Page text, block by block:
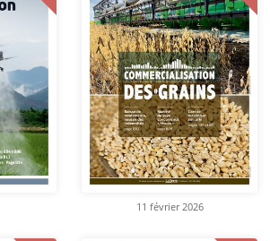
11 février 2026